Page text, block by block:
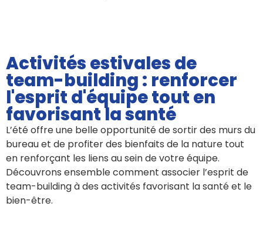
Activités estivales de
team-building : renforcer
l'esprit d'équipe tout en
favorisant la santé
L’été offre une belle opportunité de sortir des murs du
bureau et de profiter des bienfaits de la nature tout
en renforçant les liens au sein de votre équipe.
Découvrons ensemble comment associer l’esprit de
team-building à des activités favorisant la santé et le
bien-être.